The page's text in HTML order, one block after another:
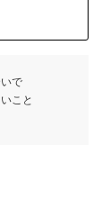
で
こと